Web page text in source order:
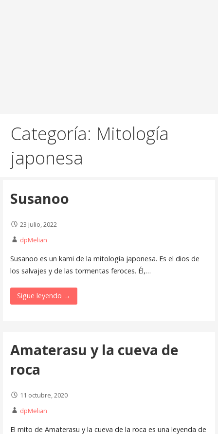
Categoría: Mitología
japonesa
Susanoo
23 julio, 2022
dpMelian
Susanoo es un kami de la mitología japonesa. Es el dios de
los salvajes y de las tormentas feroces. Él,…
Sigue leyendo →
Amaterasu y la cueva de
roca
11 octubre, 2020
dpMelian
El mito de Amaterasu y la cueva de la roca es una leyenda de